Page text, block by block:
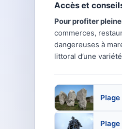
Accès et
Pour profiter
commerces,
dangereuses à
littoral d’une